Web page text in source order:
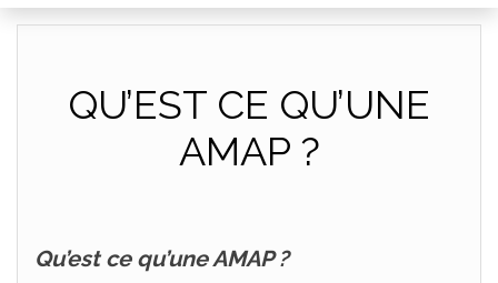
QU’EST CE QU’UNE
AMAP ?
Qu’est ce qu’une AMAP ?